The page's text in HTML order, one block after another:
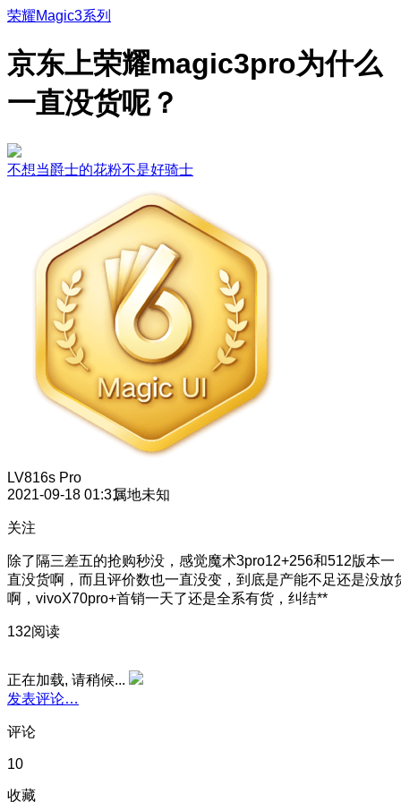
荣耀Magic3系列
京东上荣耀magic3pro为什么
一直没货呢？
不想当爵士的花粉不是好骑士
LV816s Pro
2021-09-18 01:31属地未知
关注
除了隔三差五的抢购秒没，感觉魔术3pro12+256和512版本一
直没货啊，而且评价数也一直没变，到底是产能不足还是没放
啊，vivoX70pro+首销一天了还是全系有货，纠结**
132阅读
正在加载, 请稍候...
发表评论…
评论
10
收藏